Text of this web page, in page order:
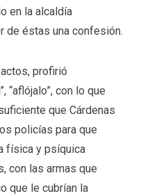
en la alcaldía
de éstas una confesión.
profirió
“aflójalo”, con lo que
que Cárdenas
policías para que
física y psíquica
con las armas que
que le cubrían la